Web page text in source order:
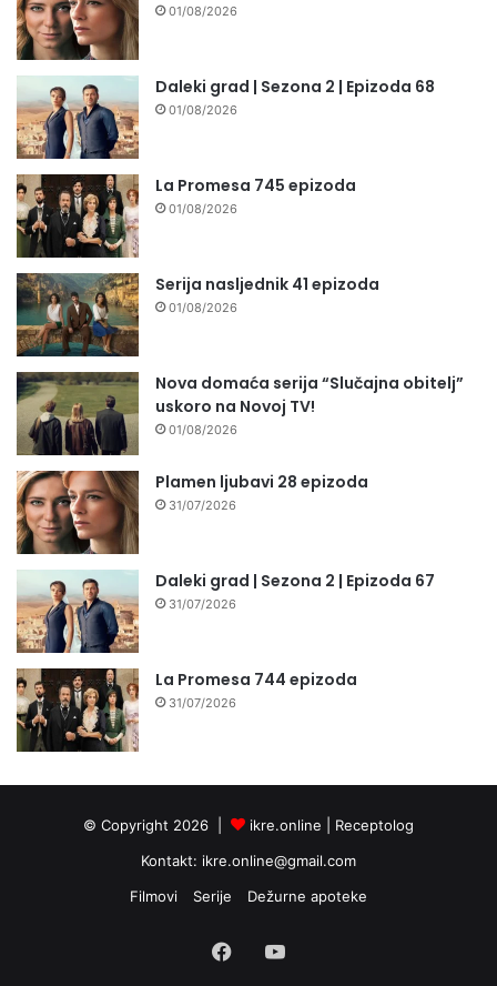
01/08/2026
Daleki grad | Sezona 2 | Epizoda 68
01/08/2026
La Promesa 745 epizoda
01/08/2026
Serija nasljednik 41 epizoda
01/08/2026
Nova domaća serija “Slučajna obitelj”
uskoro na Novoj TV!
01/08/2026
Plamen ljubavi 28 epizoda
31/07/2026
Daleki grad | Sezona 2 | Epizoda 67
31/07/2026
La Promesa 744 epizoda
31/07/2026
© Copyright 2026 | ikre.online | Receptolog
Kontakt: ikre.online@gmail.com
Filmovi
Serije Dežurne apoteke
FacebookYouTube